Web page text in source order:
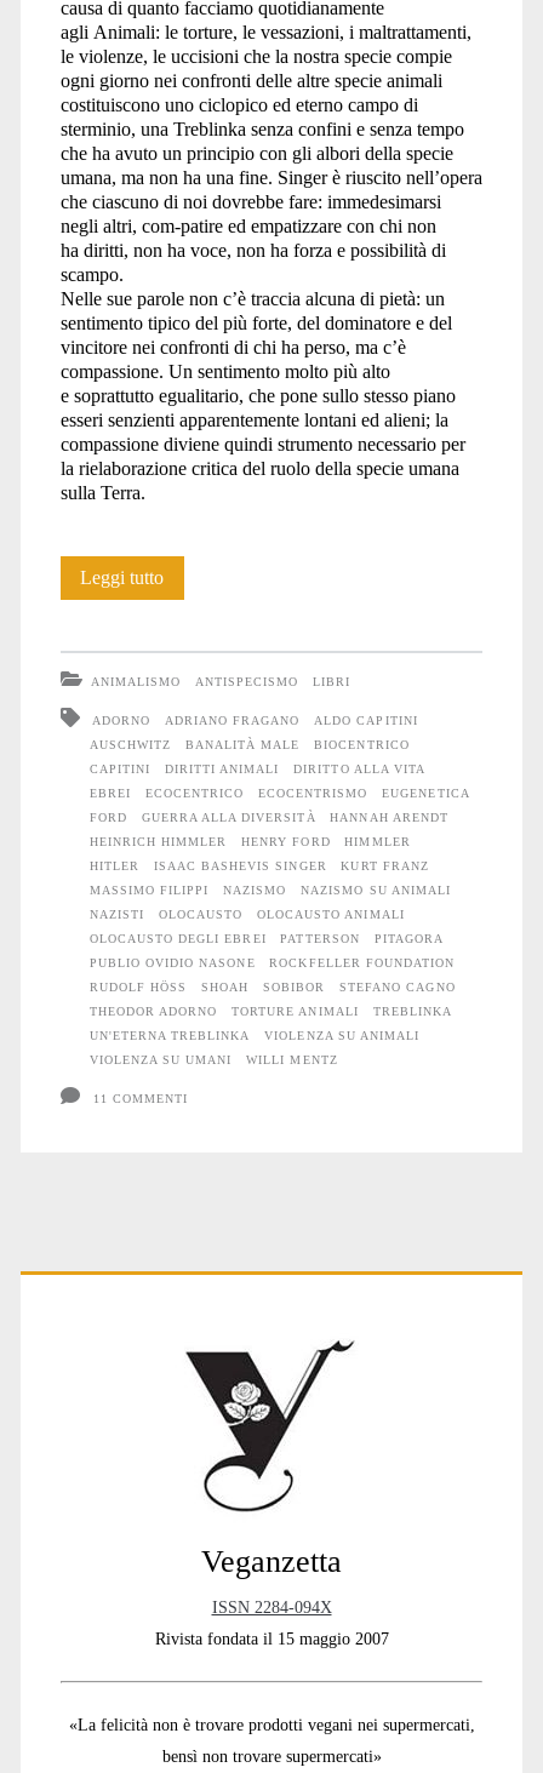
causa di quanto facciamo quotidianamente
agli Animali: le torture, le vessazioni, i maltrattamenti,
le violenze, le uccisioni che la nostra specie compie
ogni giorno nei confronti delle altre specie animali
costituiscono uno ciclopico ed eterno campo di
sterminio, una Treblinka senza confini e senza tempo
che ha avuto un principio con gli albori della specie
umana, ma non ha una fine. Singer è riuscito nell’opera
che ciascuno di noi dovrebbe fare: immedesimarsi
negli altri, com-patire ed empatizzare con chi non
ha diritti, non ha voce, non ha forza e possibilità di
scampo.
Nelle sue parole non c’è traccia alcuna di pietà: un
sentimento tipico del più forte, del dominatore e del
vincitore nei confronti di chi ha perso, ma c’è
compassione. Un sentimento molto più alto
e soprattutto egualitario, che pone sullo stesso piano
esseri senzienti apparentemente lontani ed alieni; la
compassione diviene quindi strumento necessario per
la rielaborazione critica del ruolo della specie umana
sulla Terra.
Leggi tuttoTorture
ANIMALISMO ANTISPECISMO LIBRI
ADORNO ADRIANO FRAGANO
ALDO CAPITINI
AUSCHWITZ
BANALITÀ MALE
BIOCENTRICO
CAPITINI
DIRITTI ANIMALI
DIRITTO ALLA VITA
EBREI
ECOCENTRICO ECOCENTRISMO
EUGENETICA
FORD
GUERRA ALLA DIVERSITÀ
HANNAH ARENDT
HEINRICH HIMMLER
HENRY FORD
HIMMLER
HITLER
ISAAC BASHEVIS SINGER
KURT FRANZ
MASSIMO FILIPPI
NAZISMO
NAZISMO SU ANIMALI
NAZISTI
OLOCAUSTO
OLOCAUSTO ANIMALI
OLOCAUSTO DEGLI EBREI
PATTERSON
PITAGORA
PUBLIO OVIDIO NASONE
ROCKFELLER FOUNDATION
RUDOLF HÖSS
SHOAH SOBIBOR
STEFANO CAGNO
THEODOR ADORNO
TORTURE ANIMALI
TREBLINKA
UN'ETERNA TREBLINKA
VIOLENZA SU ANIMALI
VIOLENZA SU UMANI
WILLI MENTZ
11 COMMENTI
Primary
Veganzetta
ISSN 2284-094X
Rivista fondata il 15 maggio 2007
«La felicità non è trovare prodotti vegani nei supermercati,
bensì non trovare supermercati»